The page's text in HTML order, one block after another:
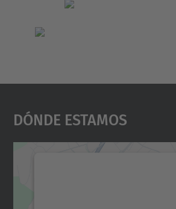
Dónde Estamos